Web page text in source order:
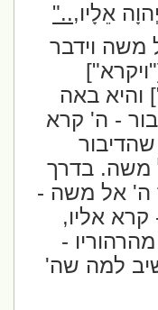
אֵלָיו,.."
וידבר
והיא באה
- ה' קרא
בדרך
ה' אל משה -
אליו,
-
למה שה'